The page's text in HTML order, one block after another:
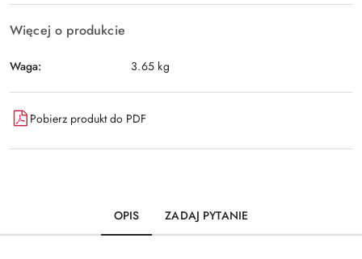
Więcej o produkcie
Waga: 3.65 kg
Pobierz produkt do PDF
OPIS ZADAJ PYTANIE